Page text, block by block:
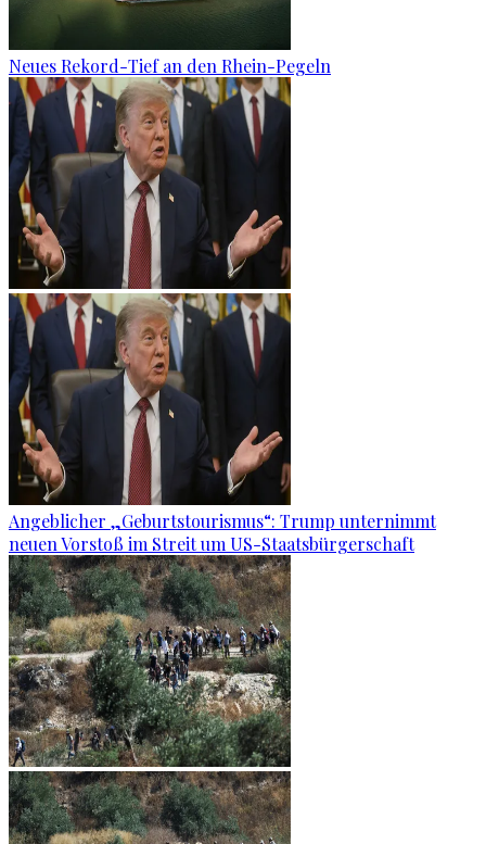
Neues Rekord-Tief an den Rhein-Pegeln
Angeblicher „Geburtstourismus“: Trump unternimmt
neuen Vorstoß im Streit um US-Staatsbürgerschaft